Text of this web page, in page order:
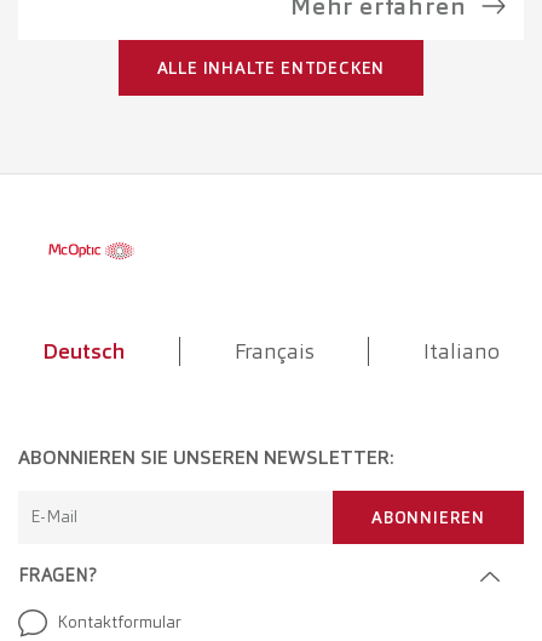
Mehr erfahren
ALLE INHALTE ENTDECKEN
Deutsch Français Italiano
FRAGEN?
Kontaktformular
ABONNIEREN SIE UNSEREN NEWSLETTER:
E-Mail ABONNIEREN